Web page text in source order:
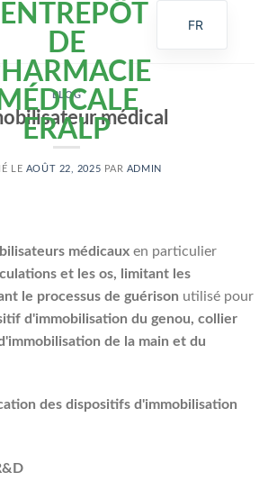
BLOG
médical
LE AOÛT 22, 2025 PAR ADMIN
médicaux en particulier
et les os, limitant les
le processus de guérison utilisé pour
d'immobilisation du genou, collier
de la main et du
des dispositifs d'immobilisation
FR